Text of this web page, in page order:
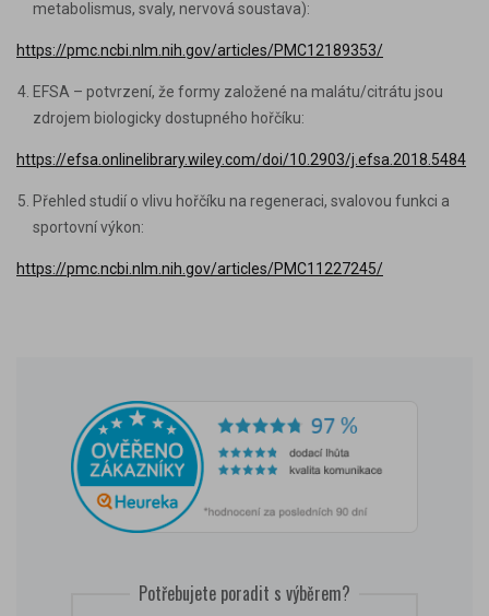
metabolismus, svaly, nervová soustava):
https://pmc.ncbi.nlm.nih.gov/articles/PMC12189353/
EFSA – potvrzení, že formy založené na malátu/citrátu jsou
zdrojem biologicky dostupného hořčíku:
https://efsa.onlinelibrary.wiley.com/doi/10.2903/j.efsa.2018.5484
Přehled studií o vlivu hořčíku na regeneraci, svalovou funkci a
sportovní výkon:
https://pmc.ncbi.nlm.nih.gov/articles/PMC11227245/
Potřebujete poradit s výběrem?